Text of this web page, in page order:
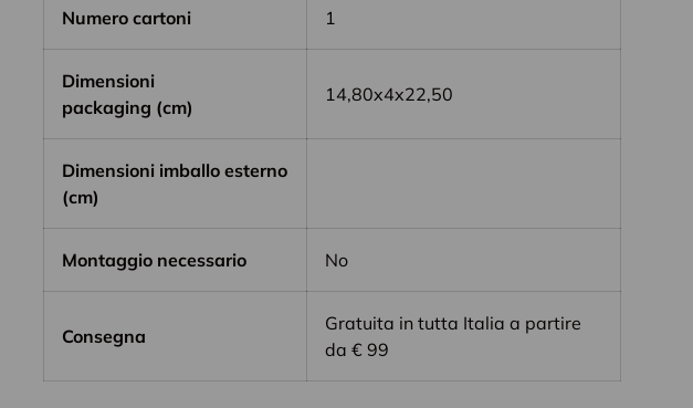
Numero cartoni 1
Dimensioni
packaging (cm)
14,80x4x22,50
Dimensioni imballo esterno
(cm)
Montaggio necessario No
Consegna
Gratuita in tutta Italia a partire
da € 99